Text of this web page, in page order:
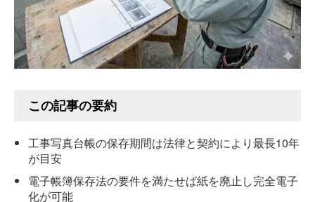
この記事の要約
工事写真台帳の保存期間は法律と契約により最長10年
が目安
電子帳簿保存法の要件を満たせば紙を廃止し完全電子
化が可能